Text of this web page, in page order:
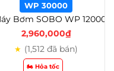
WP 30000
2,960,000₫
★ (1,512 đã bán)
🏍️ Hỏa tốc